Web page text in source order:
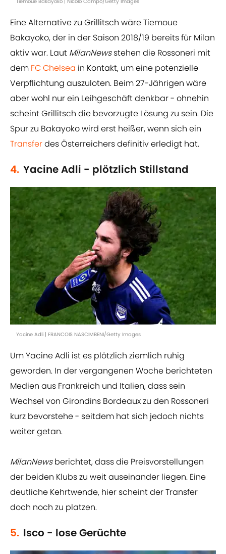
Eine Alternative zu Grillitsch wäre Tiemoue
Bakayoko, der in der Saison 2018/19 bereits für Milan
aktiv war. Laut MilanNewsstehen die Rossoneri mit
dem FC Chelsea in Kontakt, um eine potenzielle
Verpflichtung auszuloten. Beim 27-Jährigen wäre
aber wohl nur ein Leihgeschäft denkbar - ohnehin
scheint Grillitsch die bevorzugte Lösung zu sein. Die
Spur zu Bakayoko wird erst heißer, wenn sich ein
Transferdes Österreichers definitiv erledigt hat.
4. Yacine Adli - plötzlich Stillstand
Yacine Adli | FRANCOIS NASCIMBENI/Getty Images
Um Yacine Adli ist es plötzlich ziemlich ruhig
geworden. In der vergangenen Woche berichteten
Medien aus Frankreich und Italien, dass sein
Wechsel von Girondins Bordeaux zu den Rossoneri
kurz bevorstehe - seitdem hat sich jedoch nichts
weiter getan.
MilanNewsberichtet, dass die Preisvorstellungen
der beiden Klubs zu weit auseinander liegen. Eine
deutliche Kehrtwende, hier scheint der Transfer
doch noch zu platzen.
5. Isco - lose Gerüchte